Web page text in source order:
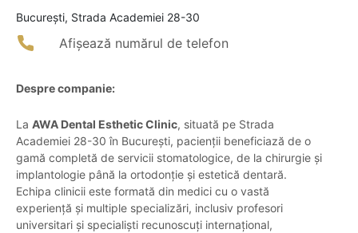
Bucureşti, Strada Academiei 28-30
Afișează numărul de telefon
Despre companie:
La AWA Dental Esthetic Clinic, situată pe Strada
Academiei 28-30 în București, pacienții beneficiază de o
gamă completă de servicii stomatologice, de la chirurgie și
implantologie până la ortodonție și estetică dentară.
Echipa clinicii este formată din medici cu o vastă
experiență și multiple specializări, inclusiv profesori
universitari și specialiști recunoscuți internațional,